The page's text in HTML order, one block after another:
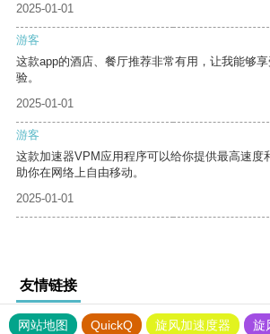
2025-01-01
游客
这款app的酒店、餐厅推荐非常有用，让我能够
验。
2025-01-01
游客
这款加速器VPM应用程序可以给你提供最高速度
助你在网络上自由移动。
2025-01-01
友情链接
网站地图 QuickQ 旋风加速度器
旋